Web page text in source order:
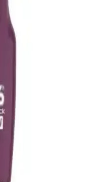
Dn-1266 ve Dn 1298'in
detaylarıyla
modellerinin özelliklerini,
detaylı karşılaştırıyoruz.
olduğunu keşfedin.
Blender Güçlü Motor
Mutfakta Pratiklik
güç ve çoklu hız
yüksek performans